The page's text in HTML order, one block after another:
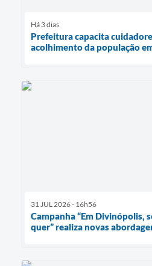
Há 3 dias
Prefeitura capacita
acolhimento da população
31 JUL 2026 - 16h56
Campanha “Em Divinópolis,
quer” realiza novas